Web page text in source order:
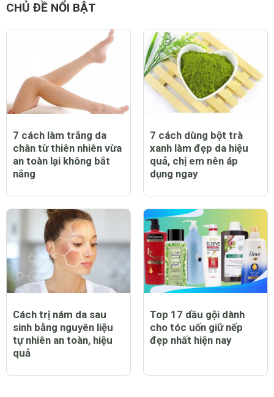
CHỦ ĐỀ NỔI BẬT
7 cách làm trắng da
chân từ thiên nhiên vừa
an toàn lại không bắt
nắng
7 cách dùng bột trà
xanh làm đẹp da hiệu
quả, chị em nên áp
dụng ngay
Cách trị nám da sau
sinh bằng nguyên liệu
tự nhiên an toàn, hiệu
quả
Top 17 dầu gội dành
cho tóc uốn giữ nếp
đẹp nhất hiện nay